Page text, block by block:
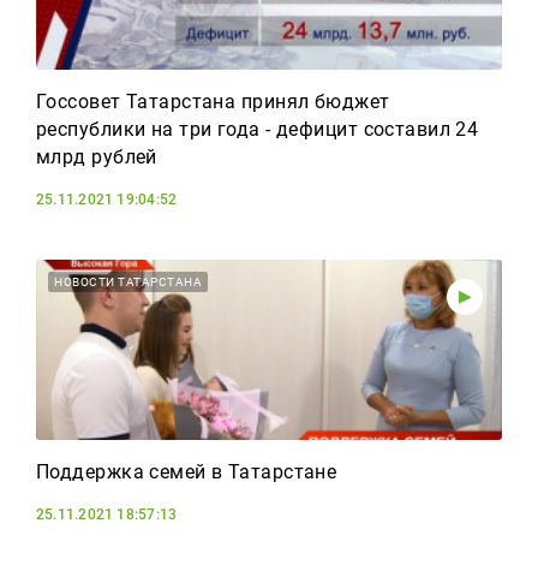
Госсовет Татарстана принял бюджет
республики на три года - дефицит составил 24
млрд рублей
25.11.2021 19:04:52
НОВОСТИ ТАТАРСТАНА
Поддержка семей в Татарстане
25.11.2021 18:57:13